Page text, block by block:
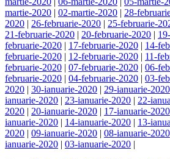
martie-2020 | 02-martie-2020 | 28-
2020 | 26-februarie-2020 | 25-februarie-
21-februarie-2020 | 20-februarie-2020 |
februarie-2020 | 17-februarie-2020 | 14-
februarie-2020 | 12-februarie-2020 | 11-
februarie-2020 | 07-februarie-2020 | 06-
februarie-2020 | 04-februarie-2020 | 03-
2020 | 30-ianuarie-2020 | 29-ianuarie-2020
ianuarie-2020 | 23-ianuarie-2020 | 22-
2020 | 20-ianuarie-2020 | 17-ianuarie-2020
ianuarie-2020 | 14-ianuarie-2020 | 13-
2020 | 09-ianuarie-2020 | 08-ianuarie-2020
ianuarie-2020 | 03-ianuarie-2020 |